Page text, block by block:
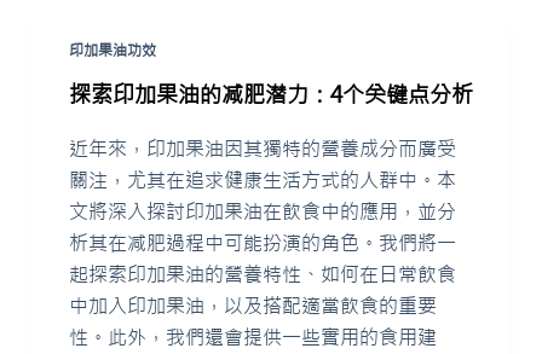
印加果油功效
探索印加果油的减肥潜力：4个关键点分析
近年來，印加果油因其獨特的營養成分而廣受
關注，尤其在追求健康生活方式的人群中。本
文將深入探討印加果油在飲食中的應用，並分
析其在减肥過程中可能扮演的角色。我們將一
起探索印加果油的營養特性、如何在日常飲食
中加入印加果油，以及搭配適當飲食的重要
性。此外，我們還會提供一些實用的食用建